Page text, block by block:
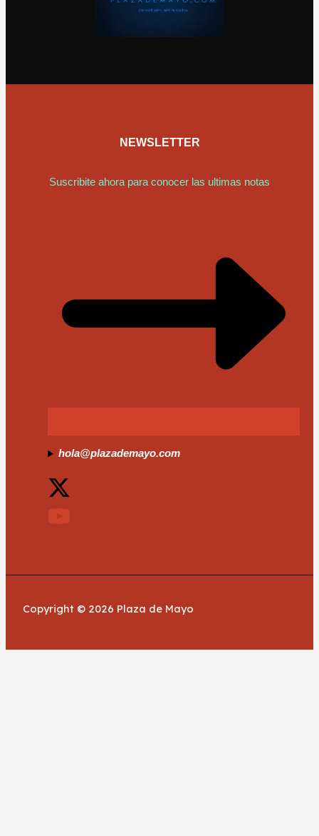
NEWSLETTER
Suscribite ahora para conocer las ultimas notas
hola@plazademayo.com
Copyright © 2026 Plaza de Mayo